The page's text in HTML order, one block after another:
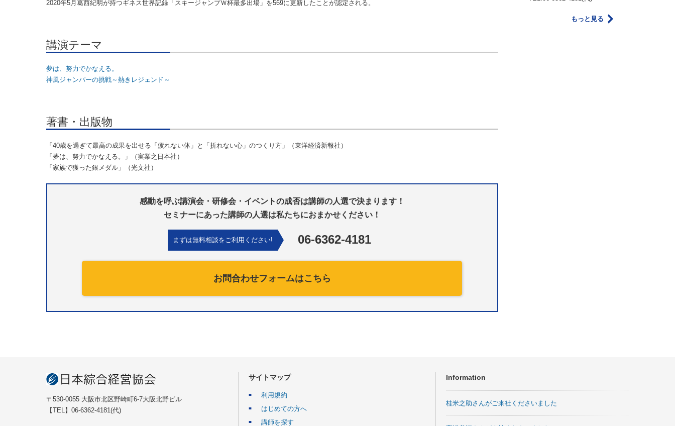
2020年5月葛西紀明が持つギネス世界記録「スキージャンプＷ杯最多出場」を569に更新したことが認定される。
講演テーマ
夢は、努力でかなえる。
神風ジャンパーの挑戦～熱きレジェンド～
著書・出版物
「40歳を過ぎて最高の成果を出せる「疲れない体」と「折れない心」のつくり方」（東洋経済新報社）
「夢は、努力でかなえる。」（実業之日本社）
「家族で獲った銀メダル」（光文社）
感動を呼ぶ講演会・研修会・イベントの成否は講師の人選で決まります！
セミナーにあった講師の人選は私たちにおまかせください！
まずは無料相談をご利用ください! 06-6362-4181
お問合わせフォームはこちら
もっと見る
〒530-0055 大阪市北区野崎町6-7大阪北野ビル
【TEL】06-6362-4181(代)
サイトマップ
利用規約
はじめての方へ
講師を探す
Information
桂米之助さんがご来社くださいました